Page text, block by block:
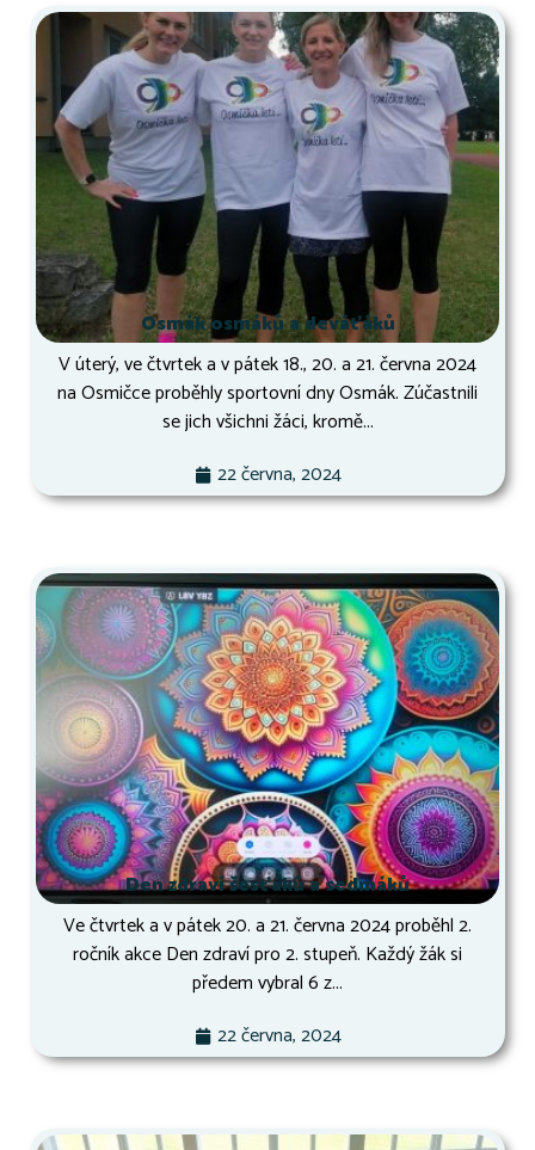
Osmák osmáků a deváťáků
V úterý, ve čtvrtek a v pátek 18., 20. a 21. června 2024
na Osmičce proběhly sportovní dny Osmák. Zúčastnili
se jich všichni žáci, kromě...
22 června, 2024
Den zdraví šesťáků a sedmáků
Ve čtvrtek a v pátek 20. a 21. června 2024 proběhl 2.
ročník akce Den zdraví pro 2. stupeň. Každý žák si
předem vybral 6 z...
22 června, 2024